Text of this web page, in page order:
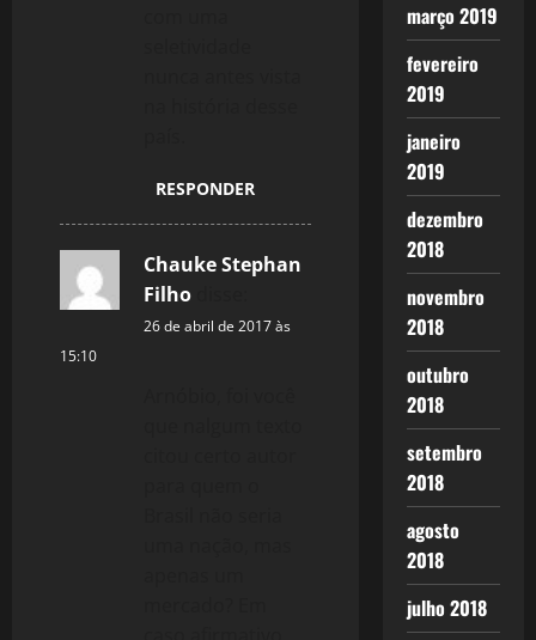
RESPONDER
Chauke Stephan
Filho
26 de abril de 2017 às
15:10
março 2019
fevereiro
2019
janeiro
2019
dezembro
2018
novembro
2018
outubro
2018
setembro
2018
agosto
2018
julho 2018